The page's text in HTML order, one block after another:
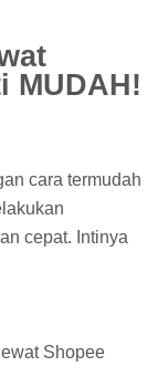
MUDAH!
cara termudah
cepat. Intinya
Shopee